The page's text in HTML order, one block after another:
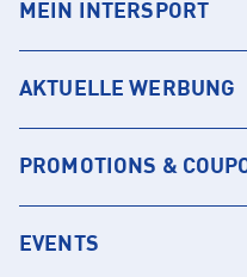
MEIN INTERSPORT
AKTUELLE WERBUNG
PROMOTIONS &
EVENTS